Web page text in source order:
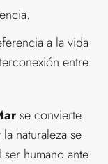
a la vida
entre
se convierte
naturaleza se
ser humano ante